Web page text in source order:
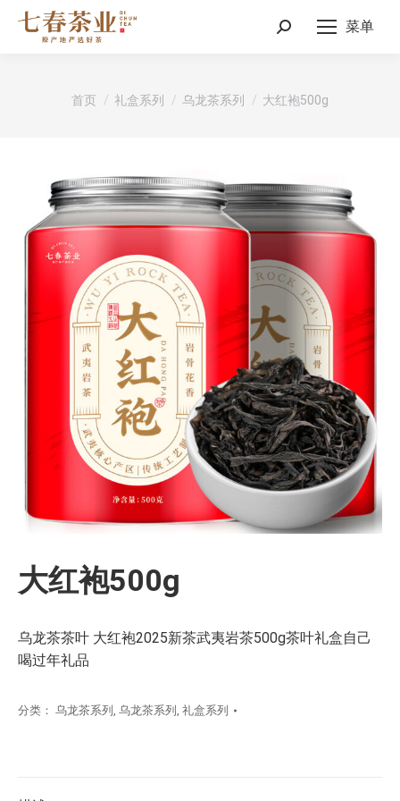
菜单
Search:
您在这里：
首页 礼盒系列 乌龙茶系列 大红袍500g
大红袍500g
乌龙茶茶叶 大红袍2025新茶武夷岩茶500g茶叶礼盒自己
喝过年礼品
分类： 乌龙茶系列 , 乌龙茶系列 , 礼盒系列